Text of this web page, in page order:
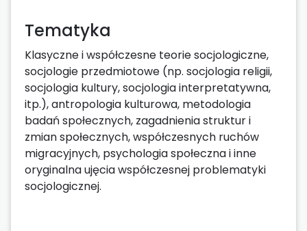
Tematyka
Klasyczne i współczesne teorie socjologiczne,
socjologie przedmiotowe (np. socjologia religii,
socjologia kultury, socjologia interpretatywna,
itp.), antropologia kulturowa, metodologia
badań społecznych, zagadnienia struktur i
zmian społecznych, współczesnych ruchów
migracyjnych, psychologia społeczna i inne
oryginalna ujęcia współczesnej problematyki
socjologicznej.